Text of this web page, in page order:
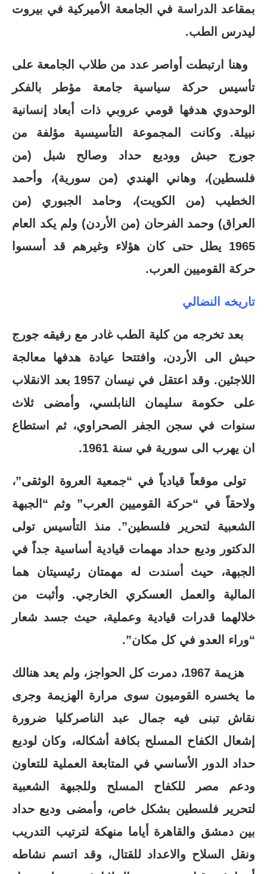
بمقاعد الدراسة في الجامعة الأميركية في بيروت
ليدرس الطب.
وهنا ارتبطت أواصر عدد من طلاب الجامعة على
تأسيس حركة سياسية جامعة مؤطر بالفكر
الوحدوي هدفها قومي عروبي ذات أبعاد إنسانية
نبيلة. وكانت المجموعة التأسيسية مؤلفة من
جورج حبش ووديع حداد وصالح شبل (من
فلسطين)، وهاني الهندي (من سورية)، وأحمد
الخطيب (من الكويت)، وحامد الجبوري (من
العراق) وحمد الفرحان (من الأردن) ولم يكد العام
1965 يطل حتى كان هؤلاء وغيرهم قد أسسوا
حركة القوميين العرب.
تاريخه النضالي
بعد تخرجه من كلية الطب غادر مع رفيقه جورج
حبش الى الأردن، وافتتحا عيادة هدفها معالجة
اللاجئين. وقد اعتقل في نيسان 1957 بعد الانقلاب
على حكومة سليمان النابلسي، وأمضى ثلاث
سنوات في سجن الجفر الصحراوي، ثم استطاع
ان يهرب الى سورية في سنة 1961.
تولى موقعاً قيادياً في “جمعية العروة الوثقى”،
ولاحقاً في “حركة القوميين العرب” وثم “الجبهة
الشعبية لتحرير فلسطين”. منذ التأسيس تولى
الدكتور وديع حداد مهمات قيادية أساسية جداً في
الجبهة، حيث أسندت له مهمتان رئيسيتان هما
المالية والعمل العسكري الخارجي. وأثبت من
خلالهما قدرات قيادية وعملية، حيث جسد شعار
“وراء العدو في كل مكان”.
هزيمة 1967، دمرت كل الحواجز، ولم يعد هنالك
ما يخسره القوميون سوى مرارة الهزيمة وجرى
نقاش تبنى فيه جمال عبد الناصركليا ضرورة
إشعال الكفاح المسلح بكافة أشكاله، وكان لوديع
حداد الدور الأساسي في المتابعة العملية للتعاون
ودعم مصر للكفاح المسلح وللجبهة الشعبية
لتحرير فلسطين بشكل خاص، وأمضى وديع حداد
بين دمشق والقاهرة أياما منهكة لترتيب التدريب
ونقل السلاح والاعداد للقتال، وقد اتسم نشاطه